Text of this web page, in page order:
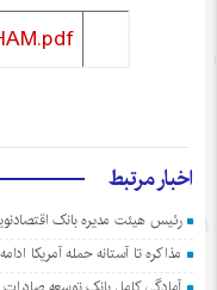
اخبار مرتبط
رئیس هیئت مدیره بانک
مذاکره تا آستانه حمله آمریکا